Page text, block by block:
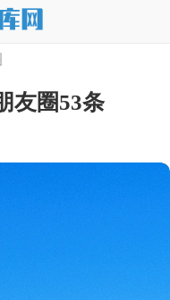
友圈53条